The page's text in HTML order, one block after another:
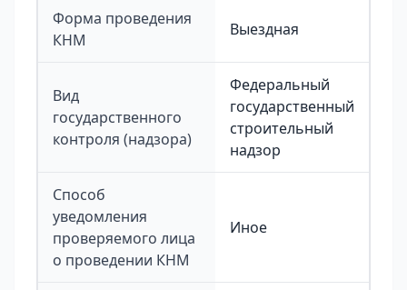
Форма проведения
КНМ
Выездная
Вид
государственного
контроля (надзора)
Федеральный
государственный
строительный
надзор
Способ
уведомления
проверяемого лица
о проведении КНМ
Иное